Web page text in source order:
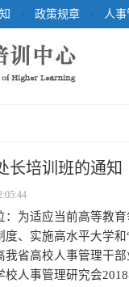
政策规章 人
长培训班的通知
：为适应当前高等教
度、实施高水平大学
我省高校人事管理干
校人事管理研究会